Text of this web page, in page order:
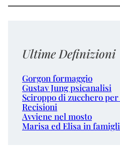
Ultime Definizioni
Gorgon formaggio
Gustav Jung psicanalisi
Sciroppo di zucchero
Recisioni
Avviene nel mosto
Marisa ed Elisa in